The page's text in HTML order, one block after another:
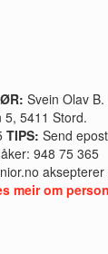
Svein Olav
5, 5411 Stord.
TIPS: Send
948 75 365
meir om